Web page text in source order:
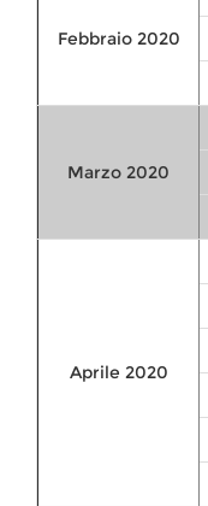
Febbraio 2020
Marzo 2020
Aprile 2020